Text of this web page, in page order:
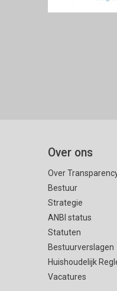
Over ons
Over
Bestuur
Strategie
ANBI status
Statuten
Bestuurverslagen
Huishoudelijk
Vacatures